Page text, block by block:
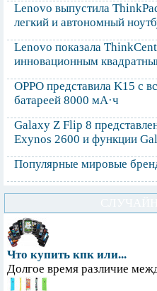
Lenovo выпустила
легкий и автономный
Lenovo показала
инновационным
OPPO представила K15 с
батареей 8000 мА·ч
Galaxy Z Flip 8
Exynos 2600 и функции
Популярные мировые
Что купить кпк или...
Долгое время различие